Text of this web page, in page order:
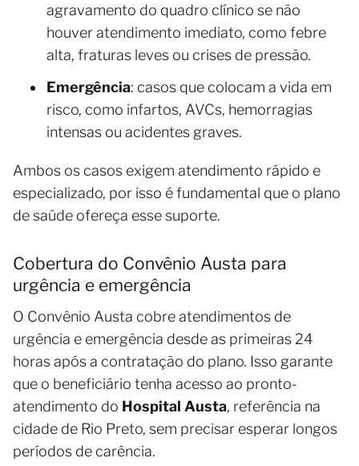
agravamento do quadro clínico se não
houver atendimento imediato, como febre
alta, fraturas leves ou crises de pressão.
Emergência: casos que colocam a vida em
risco, como infartos, AVCs, hemorragias
intensas ou acidentes graves.
Ambos os casos exigem atendimento rápido e
especializado, por isso é fundamental que o plano
de saúde ofereça esse suporte.
Cobertura do Convênio Austa para
urgência e emergência
O Convênio Austa cobre atendimentos de
urgência e emergência desde as primeiras 24
horas após a contratação do plano. Isso garante
que o beneficiário tenha acesso ao pronto-
atendimento do Hospital Austa, referência na
cidade de Rio Preto, sem precisar esperar longos
períodos de carência.